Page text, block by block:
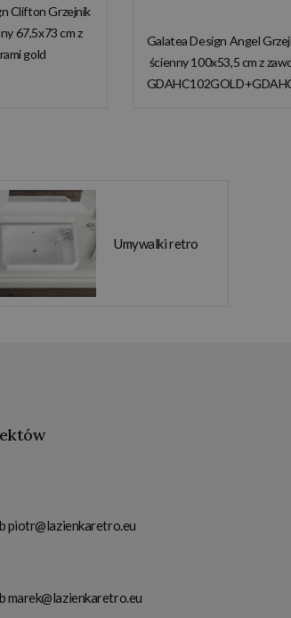
Clifton Grzejnik
67,5x73 cm z
gold
Galatea Design Angel
ścienny 100x53,5 cm z
Umywalki retro
piotr@lazienkaretro.eu
marek@lazienkaretro.eu